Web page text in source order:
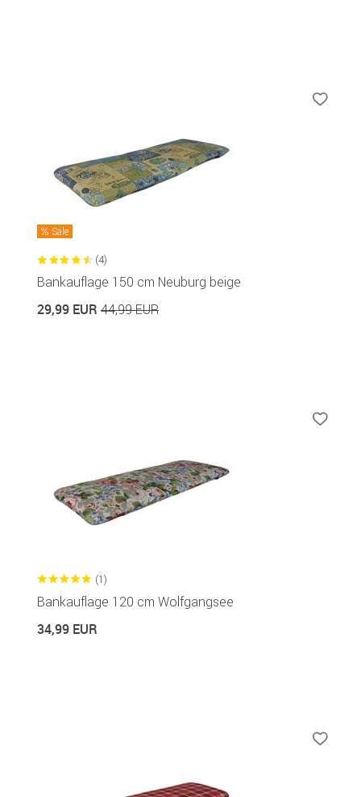
Sale
(4)
Bankauflage 150 cm Neuburg beige
29,99 EUR 44,99 EUR
(1)
Bankauflage 120 cm Wolfgangsee
34,99 EUR